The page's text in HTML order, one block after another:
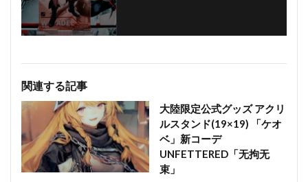
関連する記事
大陸限定公式グッズ アクリ
ルスタンド(19×19) 「ケオ
ベ」新コーデ
UNFETTERED「无拘无
束」